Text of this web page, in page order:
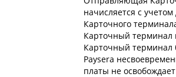
начисляется с
Карточного
Карточный терминал
Карточный терминал
Paysera
платы не